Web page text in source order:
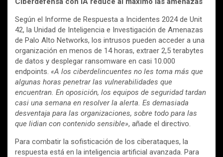
Según el Informe de Respuesta a Incidentes 2024 de Unit
42, la Unidad de Inteligencia e Investigación de Amenazas
de Palo Alto Networks, los intrusos pueden acceder a una
organización en menos de 14 horas, extraer 2,5 terabytes
de datos y desplegar ransomware en casi 10.000
endpoints. «A los ciberdelincuentes no les toma más que
algunas horas penetrar las vulnerabilidades que
encuentran. En oposición, los equipos de seguridad tardan
casi una semana en resolver la alerta. Es demasiada
desventaja para las organizaciones, sobre todo para las
que lidian con contenido sensible», añade el directivo.
Para combatir la sofisticación de los ciberataques, la
respuesta está en la inteligencia artificial avanzada. Para